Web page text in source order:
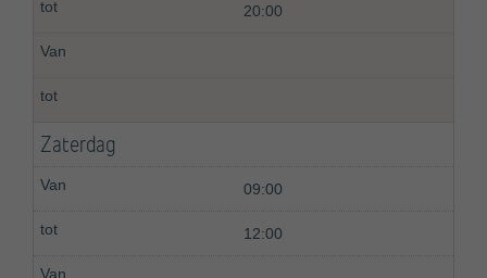
20:00
Zaterdag
09:00
12:00